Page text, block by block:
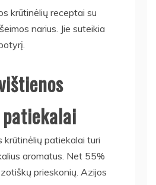
krūtinėlių receptai su
narius. Jie suteikia
patiekalai turi
aromatus. Net 55%
prieskonių. Azijos